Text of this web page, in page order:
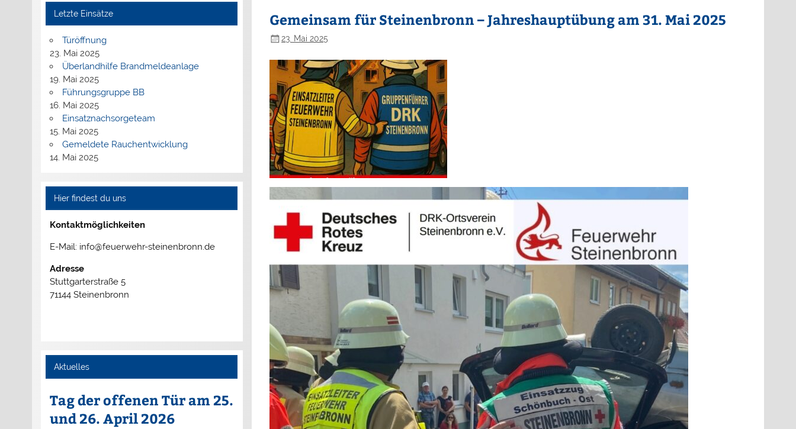
Gemeinsam für Steinenbronn – Jahreshauptübung am 31. Mai 2025
23. Mai 2025
Letzte Einsätze
Türöffnung
23. Mai 2025
Überlandhilfe Brandmeldeanlage
19. Mai 2025
Führungsgruppe BB
16. Mai 2025
Einsatznachsorgeteam
15. Mai 2025
Gemeldete Rauchentwicklung
14. Mai 2025
Hier findest du uns
Kontaktmöglichkeiten
E-Mail: info@feuerwehr-steinenbronn.de
Adresse
Stuttgarterstraße 5
71144 Steinenbronn
Aktuelles
Tag der offenen Tür am 25.
und 26. April 2026